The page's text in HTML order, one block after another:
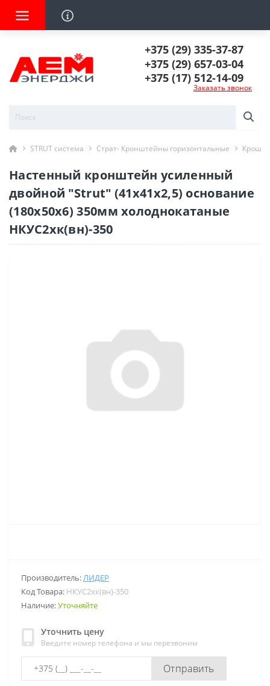
+375 (29) 335-37-87
+375 (29) 657-03-04
+375 (17) 512-14-09
Заказать звонок
STRUT система Страт- Кронштейны горизонтальные
Настенный кронштейн усиленный
двойной "Strut" (41х41х2,5) основание
(180х50х6) 350мм холоднокатаные
НКУС2хк(вн)-350
Производитель:ЛИДЕР
Код Товара: НКУС2хк(вн)-350
Наличие:Уточняйте
Уточнить цену
Введите номер телефона и мы перезвоним
Отправить